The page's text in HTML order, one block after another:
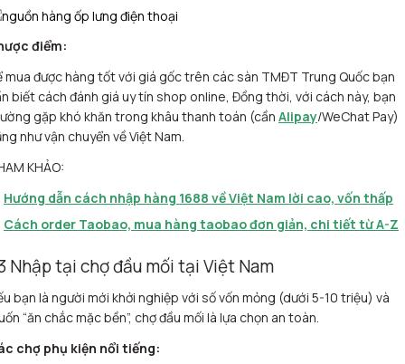
điểm:
mua được hàng tốt với giá gốc trên các sàn TMĐT Trung Quốc bạn
biết cách đánh giá uy tín shop online, Đồng thời, với cách này, bạn
gặp khó khăn trong khâu thanh toán (cần Alipay/WeChat Pay)
như vận chuyển về Việt Nam.
KHẢO:
Hướng dẫn cách nhập hàng 1688 về Việt Nam lời cao, vốn thấp
Cách order Taobao, mua hàng taobao đơn giản, chi tiết từ A-Z
Nhập tại chợ đầu mối tại Việt Nam
bạn là người mới khởi nghiệp với số vốn mỏng (dưới 5-10 triệu) và
“ăn chắc mặc bền”, chợ đầu mối là lựa chọn an toàn.
chợ phụ kiện nổi tiếng: